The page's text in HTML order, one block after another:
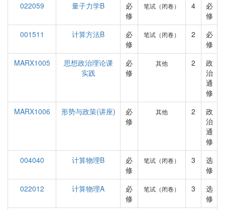
022059
量子力学B
必
修
笔试（闭卷） 4
必
修
001511
计算方法B
必
修
笔试（闭卷） 2
必
修
MARX1005
思想政治理论课
实践
必
修
其他 2
政
治
通
修
MARX1006
形势与政策(讲座)
必
修
其他 2
政
治
通
修
004040
计算物理B
必
修
笔试（闭卷） 3
选
修
022012
计算物理A
必
修
笔试（闭卷） 3
选
修